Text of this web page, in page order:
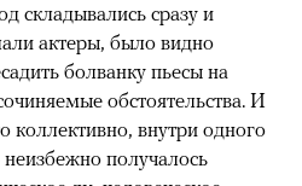
складывались сразу и
актеры, было видно
болванку пьесы на
обстоятельства. И
коллективно, внутри одного
неизбежно получалось